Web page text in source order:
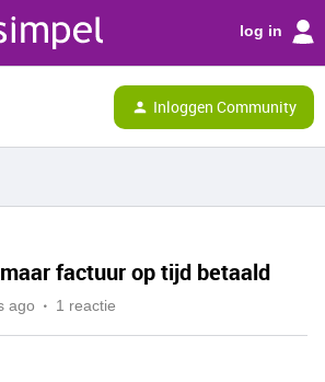
log in
Inloggen Community
factuur op tijd betaald
ago 1 reactie